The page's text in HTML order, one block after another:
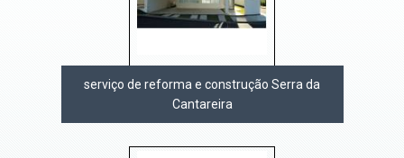
serviço de reforma e construção Serra da
Cantareira